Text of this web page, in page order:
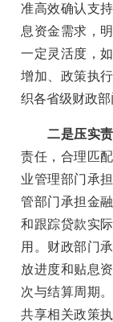
准高效确认支
息资金需求，
一定灵活度，
增加、政策执
织各省级财政
二是压实责
责任，合理匹
业管理部门承
管部门承担金
和跟踪贷款实
用。财政部门
放进度和贴息
次与结算周期
共享相关政策